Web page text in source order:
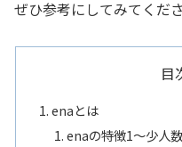
ぜひ参考にしてみてくださ
目
enaとは
enaの特徴1～少人